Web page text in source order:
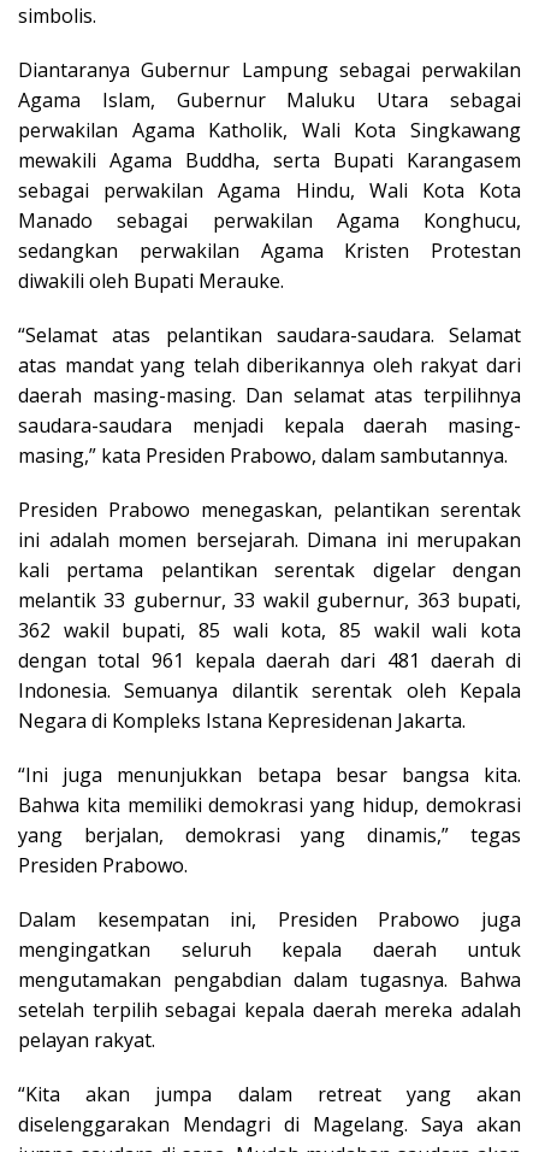
simbolis.
Diantaranya Gubernur Lampung sebagai perwakilan
Agama Islam, Gubernur Maluku Utara sebagai
perwakilan Agama Katholik, Wali Kota Singkawang
mewakili Agama Buddha, serta Bupati Karangasem
sebagai perwakilan Agama Hindu, Wali Kota Kota
Manado sebagai perwakilan Agama Konghucu,
sedangkan perwakilan Agama Kristen Protestan
diwakili oleh Bupati Merauke.
“Selamat atas pelantikan saudara-saudara. Selamat
atas mandat yang telah diberikannya oleh rakyat dari
daerah masing-masing. Dan selamat atas terpilihnya
saudara-saudara menjadi kepala daerah masing-
masing,” kata Presiden Prabowo, dalam sambutannya.
Presiden Prabowo menegaskan, pelantikan serentak
ini adalah momen bersejarah. Dimana ini merupakan
kali pertama pelantikan serentak digelar dengan
melantik 33 gubernur, 33 wakil gubernur, 363 bupati,
362 wakil bupati, 85 wali kota, 85 wakil wali kota
dengan total 961 kepala daerah dari 481 daerah di
Indonesia. Semuanya dilantik serentak oleh Kepala
Negara di Kompleks Istana Kepresidenan Jakarta.
“Ini juga menunjukkan betapa besar bangsa kita.
Bahwa kita memiliki demokrasi yang hidup, demokrasi
yang berjalan, demokrasi yang dinamis,” tegas
Presiden Prabowo.
Dalam kesempatan ini, Presiden Prabowo juga
mengingatkan seluruh kepala daerah untuk
mengutamakan pengabdian dalam tugasnya. Bahwa
setelah terpilih sebagai kepala daerah mereka adalah
pelayan rakyat.
“Kita akan jumpa dalam retreat yang akan
diselenggarakan Mendagri di Magelang. Saya akan